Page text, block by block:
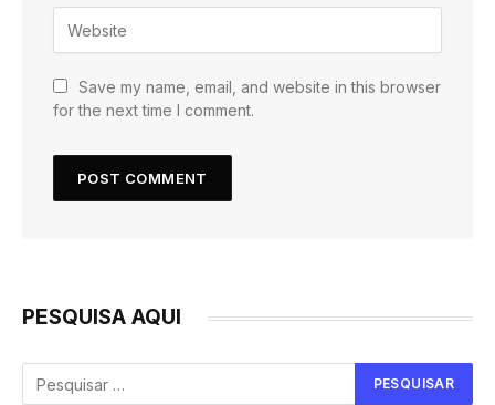
Save my name, email, and website in this browser
for the next time I comment.
PESQUISA AQUI